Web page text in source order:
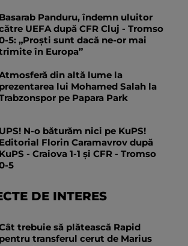
Basarab Panduru, îndemn uluitor
UEFA după CFR Cluj - Tromso
5: „Proști sunt dacă ne-or mai
în Europa”
din altă lume la
prezentarea lui Mohamed Salah la
pe Papara Park
UPS! N-o băturăm nici pe KuPS!
Editorial Florin Caramavrov după
KuPS - Craiova 1-1 și CFR - Tromso
5
DE INTERES
trebuie să plătească Rapid
pentru transferul cerut de Marius